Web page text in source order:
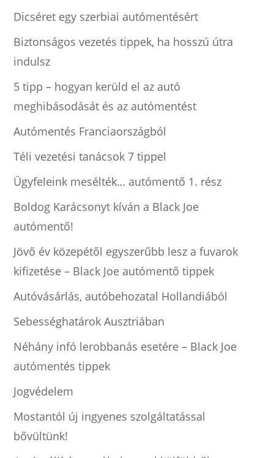
Dicséret egy szerbiai autómentésért
Biztonságos vezetés tippek, ha hosszú útra
indulsz
5 tipp – hogyan kerüld el az autó
meghibásodását és az autómentést
Autómentés Franciaországból
Téli vezetési tanácsok 7 tippel
Ügyfeleink mesélték… autómentő 1. rész
Boldog Karácsonyt kíván a Black Joe
autómentő!
Jövő év közepétől egyszerűbb lesz a fuvarok
kifizetése – Black Joe autómentő tippek
Autóvásárlás, autóbehozatal Hollandiából
Sebességhatárok Ausztriában
Néhány infó lerobbanás esetére – Black Joe
autómentés tippek
Jogvédelem
Mostantól új ingyenes szolgáltatással
bővültünk!